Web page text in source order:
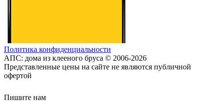
Политика конфиденциальности
АПС: дома из клееного бруса © 2006-2026
Представленные цены на сайте не являются публичной
офертой
Пишите нам